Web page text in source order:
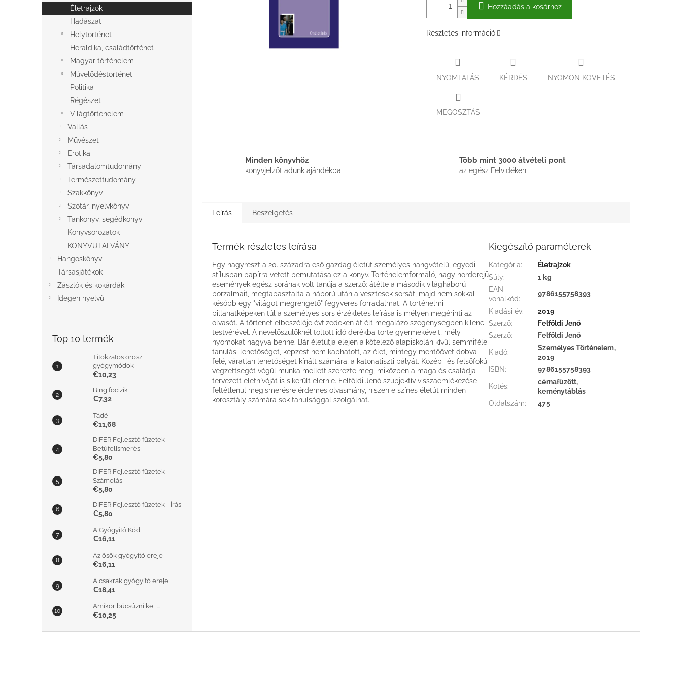
l
Életrajzok
Hadászat
Helytörténet
Heraldika, családtörténet
Magyar történelem
Művelődéstörténet
Politika
Régészet
Világtörténelem
Vallás
Művészet
Erotika
Társadalomtudomány
Természettudomány
Szakkönyv
Szótár, nyelvkönyv
Tankönyv, segédkönyv
Könyvsorozatok
KÖNYVUTALVÁNY
Hangoskönyv
Társasjátékok
Zászlók és kokárdák
Idegen nyelvű
Top 10 termék
Titokzatos orosz
gyógymódok
€10,23
Bing focizik
€7,32
Tádé
€11,68
DIFER Fejlesztő füzetek -
Betűfelismerés
€5,80
DIFER Fejlesztő füzetek -
Számolás
€5,80
DIFER Fejlesztő füzetek - Írás
€5,80
A Gyógyító Kód
€16,11
Az ősök gyógyító ereje
€16,11
A csakrák gyógyító ereje
€18,41
Amikor búcsúzni kell...
€10,25
Hozzáadás a kosárhoz
Részletes információ
NYOMTATÁS KÉRDÉS NYOMON KÖVETÉS
MEGOSZTÁS
Minden könyvhöz
könyvjelzőt adunk ajándékba
Több mint 3000 átvételi pont
az egész Felvidéken
Leírás Beszélgetés
Termék részletes leírása
Egy nagyrészt a 20. századra eső gazdag életút személyes hangvételű, egyedi
stílusban papírra vetett bemutatása ez a könyv. Történelemformáló, nagy horderejű
események egész sorának volt tanúja a szerző: átélte a második világháború
borzalmait, megtapasztalta a háború után a vesztesek sorsát, majd nem sokkal
később egy "világot megrengető" fegyveres forradalmat. A történelmi
pillanatképeken túl a személyes sors érzékletes leírása is mélyen megérinti az
olvasót. A történet elbeszélője évtizedeken át élt megalázó szegénységben kilenc
testvérével. A nevelőszülőknél töltött idő derékba törte gyermekéveit, mély
nyomokat hagyva benne. Bár életútja elején a kötelező alapiskolán kívül semmiféle
tanulási lehetőséget, képzést nem kaphatott, az élet, mintegy mentőövet dobva
felé, váratlan lehetőséget kínált számára, a katonatiszti pályát. Közép- és felsőfokú
végzettségét végül munka mellett szerezte meg, miközben a maga és családja
tervezett életnívóját is sikerült elérnie. Felföldi Jenő szubjektív visszaemlékezése
feltétlenül megismerésre érdemes olvasmány, hiszen e színes életút minden
korosztály számára sok tanulsággal szolgálhat.
Kiegészítő paraméterek
Kategória:
Életrajzok
Súly:
1 kg
EAN
vonalkód:
9786155758393
Kiadási év:
2019
Szerző:
Felföldi Jenő
Szerző: Felföldi Jenő
Kiadó:
Személyes Történelem,
2019
ISBN: 9786155758393
Kötés:
cérnafűzött,
keménytáblás
Oldalszám: 475